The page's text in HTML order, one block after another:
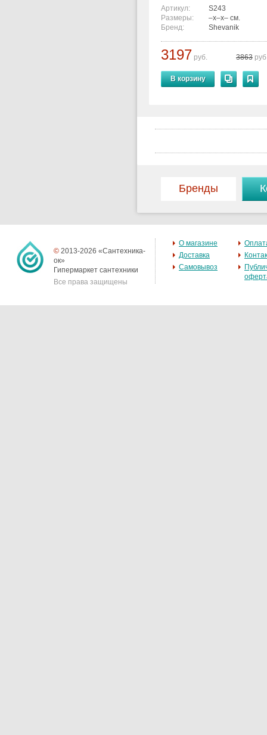
Артикул:
S243
Размеры:
–x–x– см.
Бренд:
Shevanik
3197 руб. 3863
В корзину
Бренды
© 2013-2026 «Сантехника-
ок»
Гипермаркет сантехники
Все права защищены
О магазине
Доставка
Самовывоз